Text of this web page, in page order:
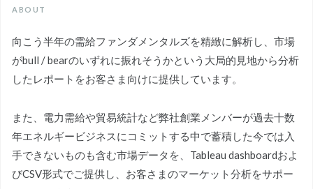
ABOUT
向こう半年の需給ファンダメンタルズを精緻に解析し、市場
がbull / bearのいずれに振れそうかという大局的見地から分析
したレポートをお客さま向けに提供しています。
また、電力需給や貿易統計など弊社創業メンバーが過去十数
年エネルギービジネスにコミットする中で蓄積した今では入
手できないものも含む市場データを、Tableau dashboardおよ
びCSV形式でご提供し、お客さまのマーケット分析をサポー